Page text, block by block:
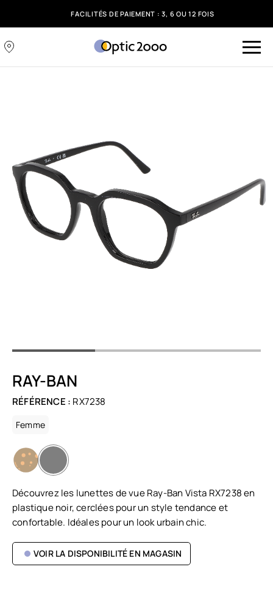
FACILITÉS DE PAIEMENT : 3, 6 OU 12 FOIS
RAY-BAN
RÉFÉRENCE : RX7238
Femme
Découvrez les lunettes de vue Ray-Ban Vista RX7238 en
plastique noir, cerclées pour un style tendance et
confortable. Idéales pour un look urbain chic.
VOIR LA DISPONIBILITÉ EN MAGASIN